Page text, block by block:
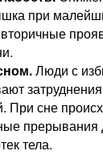
при
Люди с
При сне
прерывания
тела.